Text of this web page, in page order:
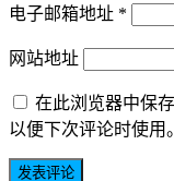
电子邮箱地址 *
网站地址
在此浏览器中保
以便下次评论时使用。